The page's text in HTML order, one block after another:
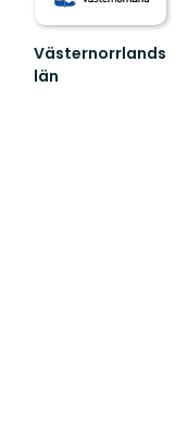
Västernorrlands
län